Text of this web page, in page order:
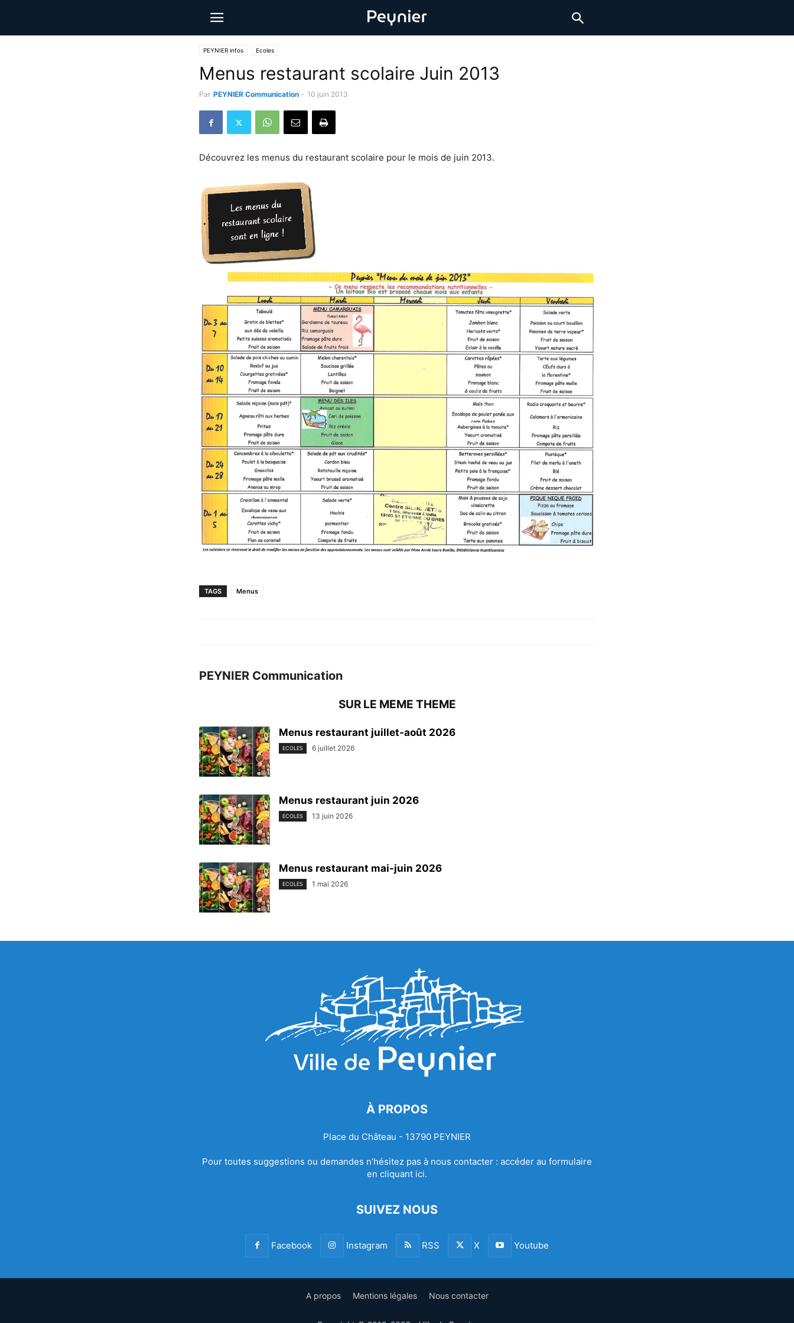
PEYNIER infos Ecoles
Menus restaurant scolaire Juin 2013
Par PEYNIER Communication - 10 juin 2013
Découvrez les menus du restaurant scolaire pour le mois de juin 2013.
TAGS Menus
PEYNIER Communication
SUR LE MEME THEME
Menus restaurant juillet-août 2026
ECOLES 6 juillet 2026
Menus restaurant juin 2026
ECOLES 13 juin 2026
Menus restaurant mai-juin 2026
ECOLES 1 mai 2026
À PROPOS
Place du Château - 13790 PEYNIER
Pour toutes suggestions ou demandes n’hésitez pas à nous contacter : accéder au formulaire
en cliquant ici.
SUIVEZ NOUS
Facebook Instagram RSS X Youtube
A propos Mentions légales Nous contacter